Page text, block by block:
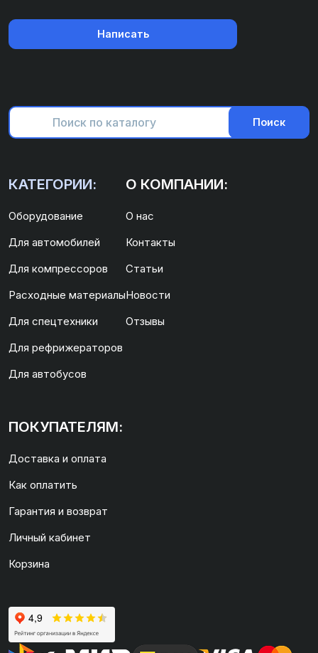
Написать
Поиск
КАТЕГОРИИ:
Оборудование
Для автомобилей
Для компрессоров
Расходные материалы
Для спецтехники
Для рефрижераторов
Для автобусов
О КОМПАНИИ:
О нас
Контакты
Статьи
Новости
Отзывы
ПОКУПАТЕЛЯМ:
Доставка и оплата
Как оплатить
Гарантия и возврат
Личный кабинет
Корзина